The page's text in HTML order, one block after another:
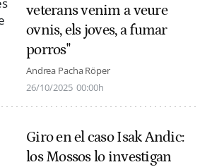
veterans venim a veure
ovnis, els joves, a fumar
porros"
Andrea Pacha Röper
26/10/2025 00:00h
Giro en el caso Isak Andic:
los Mossos lo investigan